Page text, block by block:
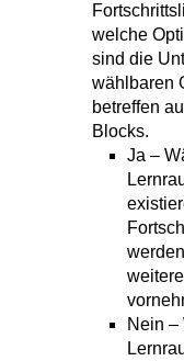
welche
sind die
wählbaren
betreffen
Blocks.
Ja –
Nein –